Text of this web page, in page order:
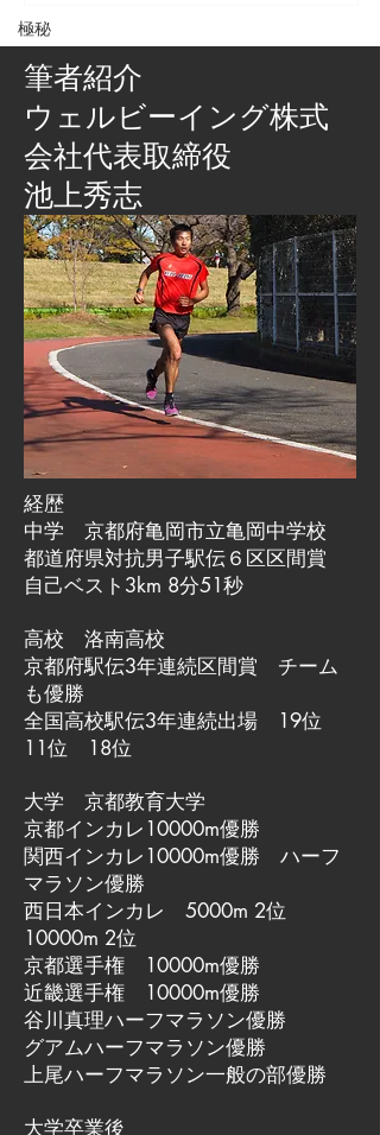
極秘
筆者紹介
​ウェルビーイング株式
会社代表取締役
池上秀志
経歴
中学 京都府亀岡市立亀岡中学校
都道府県対抗男子駅伝６区区間賞
自己ベスト3km 8分51秒
高校 洛南高校
京都府駅伝3年連続区間賞 チーム
も優勝
全国高校駅伝3年連続出場 19位
11位 18位
大学 京都教育大学
京都インカレ10000m優勝
関西インカレ10000m優勝 ハーフ
マラソン優勝
西日本インカレ 5000m 2位
10000m 2位
京都選手権 10000m優勝
近畿選手権 10000m優勝
谷川真理ハーフマラソン優勝
グアムハーフマラソン優勝
上尾ハーフマラソン一般の部優勝
大学卒業後